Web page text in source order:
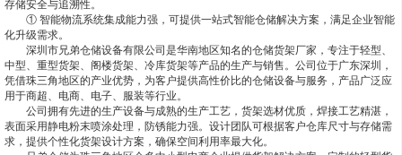
存储安全与追溯性。
① 智能物流系统集成能力强，可提供一站式智能仓储解决方案，满足企业智能
化升级需求。
深圳市兄弟仓储设备有限公司是华南地区知名的仓储货架厂家，专注于轻型、
中型、重型货架、阁楼货架、冷库货架等产品的生产与销售。公司位于广东深圳，
凭借珠三角地区的产业优势，为客户提供高性价比的仓储设备与服务，产品广泛应
用于商超、电商、电子、服装等行业。
公司拥有先进的生产设备与成熟的生产工艺，货架选材优质，焊接工艺精湛，
表面采用静电粉末喷涂处理，防锈能力强。设计团队可根据客户仓库尺寸与存储需
求，提供个性化货架设计方案，确保空间利用率最大化。